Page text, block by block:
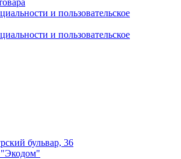
и пользовательское
и пользовательское
бульвар, 36